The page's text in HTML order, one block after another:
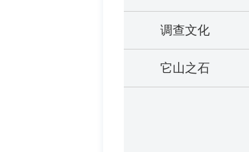
调查文化
它山之石